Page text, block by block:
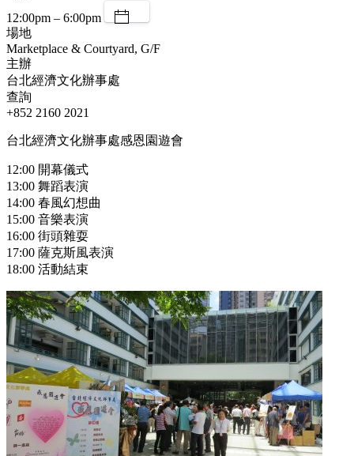
12:00pm – 6:00pm
場地
Marketplace & Courtyard, G/F
主辦
台北經濟文化辦事處
查詢
+852 2160 2021
台北經濟文化辦事處感恩園遊會
12:00 開幕儀式
13:00 舞蹈表演
14:00 春風幻想曲
15:00 音樂表演
16:00 街頭雜耍
17:00 薩克斯風表演
18:00 活動結束